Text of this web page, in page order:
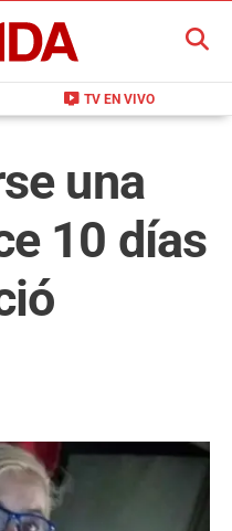
live_tv TV EN VIVO
BUSCAR
una
10 días